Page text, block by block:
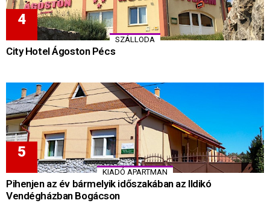
SZÁLLODA
City Hotel Ágoston Pécs
KIADÓ APARTMAN
Pihenjen az év bármelyik időszakában az Ildikó
Vendégházban Bogácson